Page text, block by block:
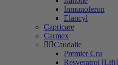
Inmunoferon
Elancyl
Capricare
Carmex
Caudalie
Premier Cru
Resveratrol [Lift]